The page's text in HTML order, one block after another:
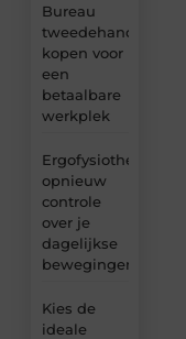
Bureau
tweedehands
kopen voor
een
betaalbare
werkplek
Ergofysiotherapie:
opnieuw
controle
over je
dagelijkse
bewegingen
Kies de
ideale